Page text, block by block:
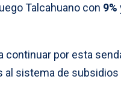
Talcahuano con 9%
por esta
al sistema de subsidios